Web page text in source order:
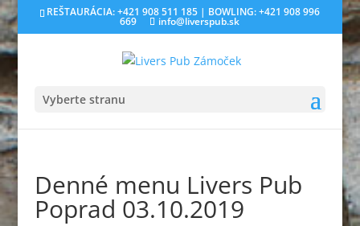
REŠTAURÁCIA: +421 908 511 185 | BOWLING: +421 908 996
669 info@liverspub.sk
Vyberte stranu
Denné menu Livers Pub
Poprad 03.10.2019